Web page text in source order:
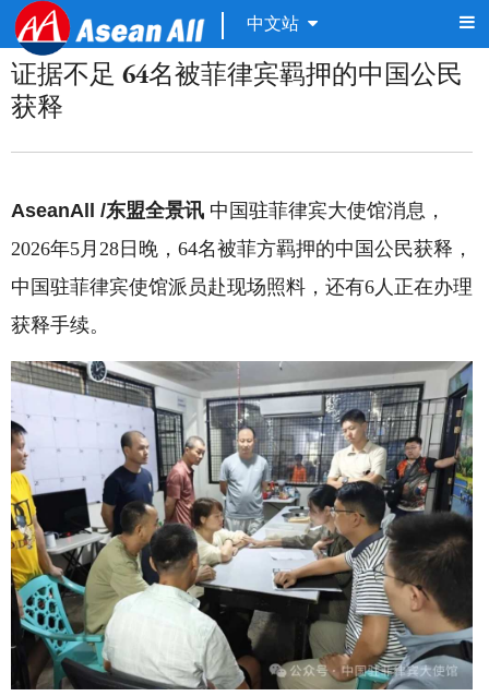
中文站
证据不足 64名被菲律宾羁押的中国公民
获释
AseanAll /东盟全景讯 中国驻菲律宾大使馆消息，
2026年5月28日晚，64名被菲方羁押的中国公民获释，
中国驻菲律宾使馆派员赴现场照料，还有6人正在办理
获释手续。